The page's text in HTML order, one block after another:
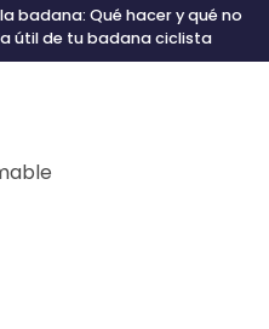
badana: Qué hacer y qué no
útil de tu badana ciclista